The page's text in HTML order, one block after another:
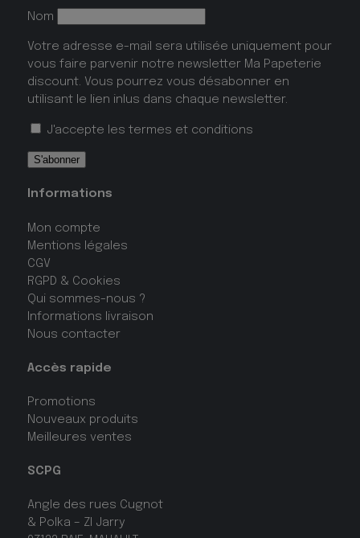
Nom
Votre adresse e-mail sera utilisée uniquement pour
vous faire parvenir notre newsletter Ma Papeterie
discount. Vous pourrez vous désabonner en
utilisant le lien inlus dans chaque newsletter.
J'accepte les termes et conditions
Informations
Mon compte
Mentions légales
CGV
RGPD & Cookies
Qui sommes-nous ?
Informations livraison
Nous contacter
Accès rapide
Promotions
Nouveaux produits
Meilleures ventes
SCPG
Angle des rues Cugnot
& Polka – ZI Jarry